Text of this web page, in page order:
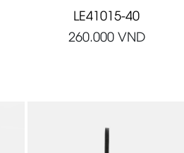
LE41015-40
260.000VND